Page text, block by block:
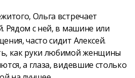
Ольга встречает
Рядом с ней, в машине или
часто сидит Алексей.
как руки любимой женщины
а глаза, видевшие столько